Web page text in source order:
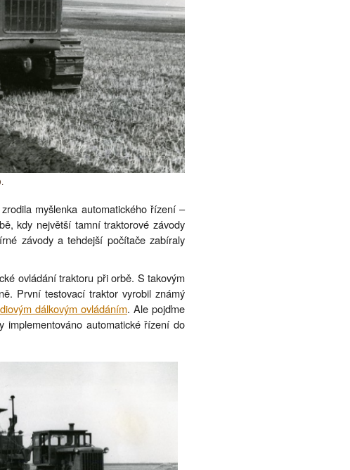
myšlenka automatického řízení –
kdy největší tamní traktorové závody
závody a tehdejší počítače zabíraly
ovládání traktoru při orbě. S takovým
První testovací traktor vyrobil známý
dálkovým ovládáním. Ale pojďme
implementováno automatické řízení do